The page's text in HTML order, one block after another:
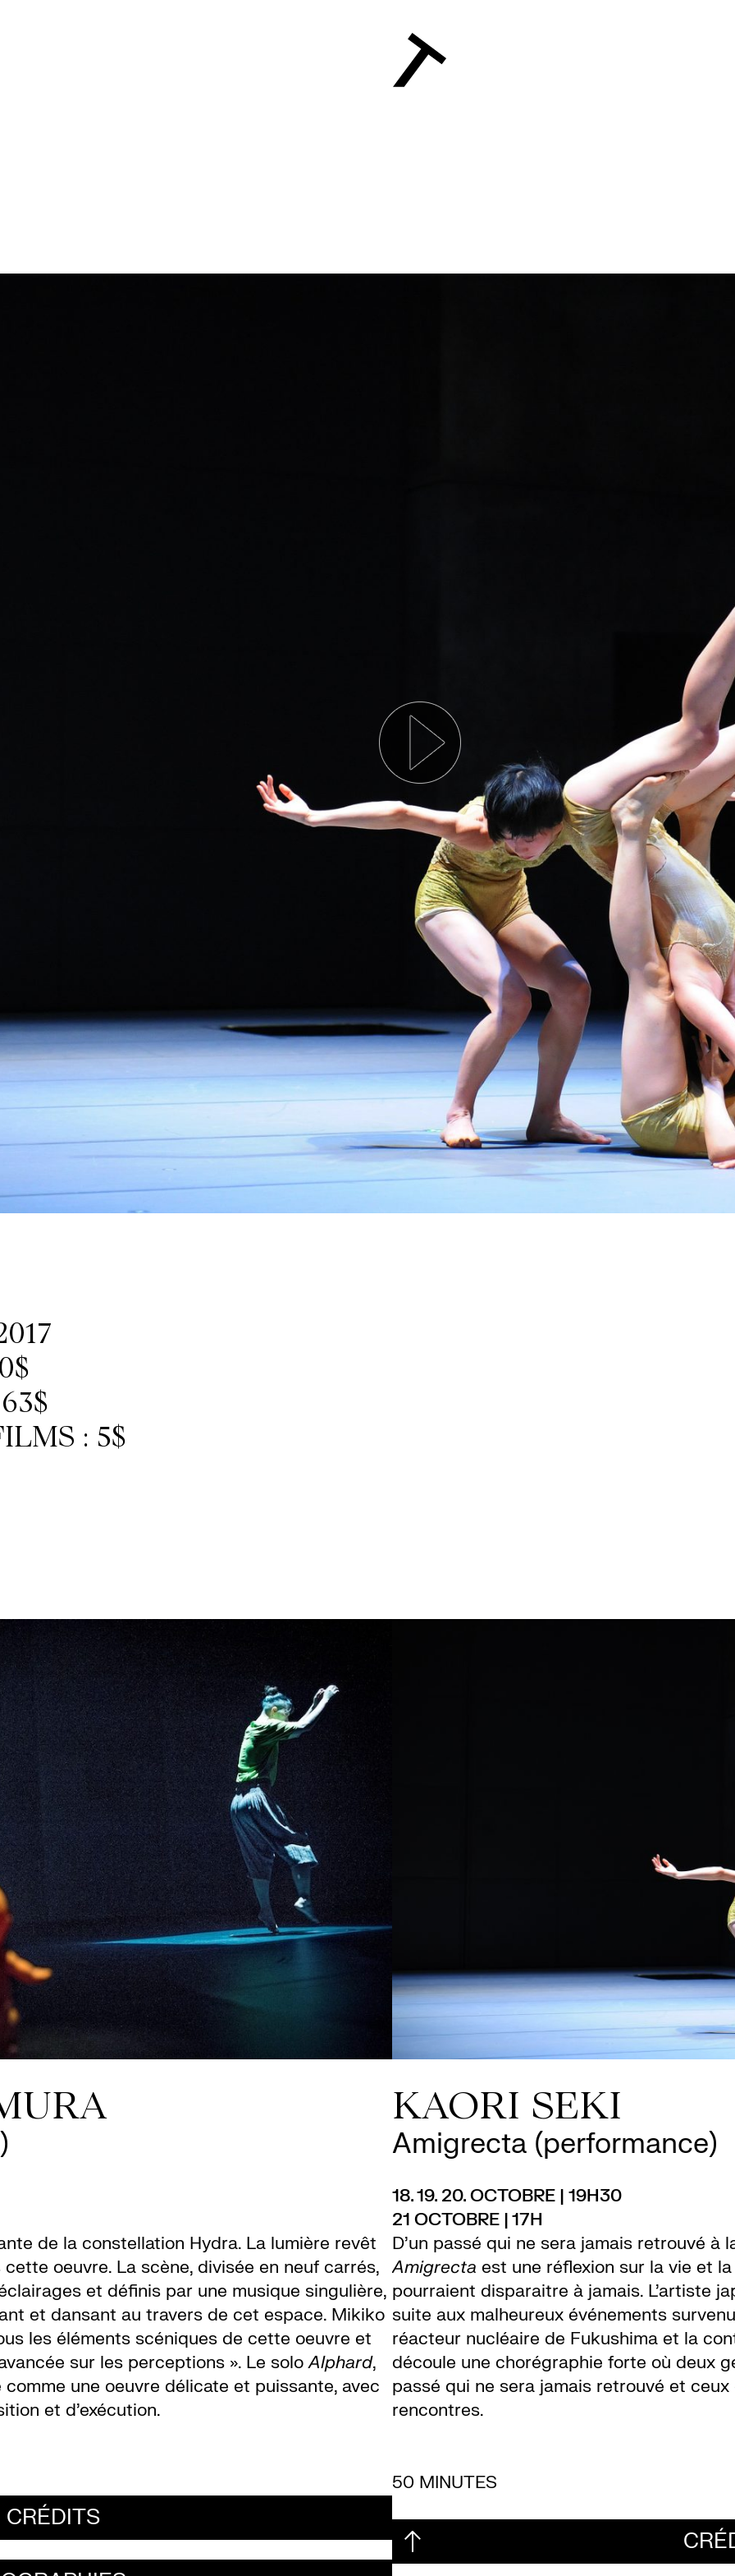
: 5$
de la constellation Hydra. La lumière revêt
oeuvre. La scène, divisée en neuf carrés,
et définis par une musique singulière,
et dansant au travers de cet espace. Mikiko
les éléments scéniques de cette oeuvre et
sur les perceptions ». Le soloAlphard,
une oeuvre délicate et puissante, avec
et d’exécution.
CRÉDITS
KAORI SEKI
Amigrecta (performance)
18. 19. 20. OCTOBRE | 19H30
21 OCTOBRE | 17H
D’un passé qui ne sera jamais retrouvé
Amigrecta est une réflexion sur la vie et
pourraient disparaitre à jamais. L’artiste
suite aux malheureux événements
réacteur nucléaire de Fukushima et la
découle une chorégraphie forte où deux
passé qui ne sera jamais retrouvé et
rencontres.
50 MINUTES